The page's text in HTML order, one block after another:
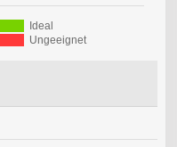
Ideal
Ungeeignet